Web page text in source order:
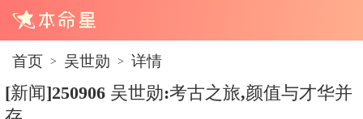
首页 > 吴世勋 > 详情
[新闻]250906 吴世勋:考古之旅,颜值与才华并